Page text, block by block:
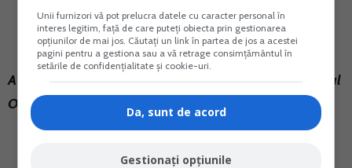
Atentie! Masurile inca nu au fost publicate in Monitorul
Oficial.
Unii furnizori vă pot prelucra datele cu caracter personal în
interes legitim, față de care puteți obiecta prin gestionarea
opțiunilor de mai jos. Căutați un link în partea de jos a acestei
pagini pentru a gestiona sau a vă retrage consimțământul în
setările de confidențialitate și cookie-uri.
Da, sunt de acord
Gestionați opțiunile